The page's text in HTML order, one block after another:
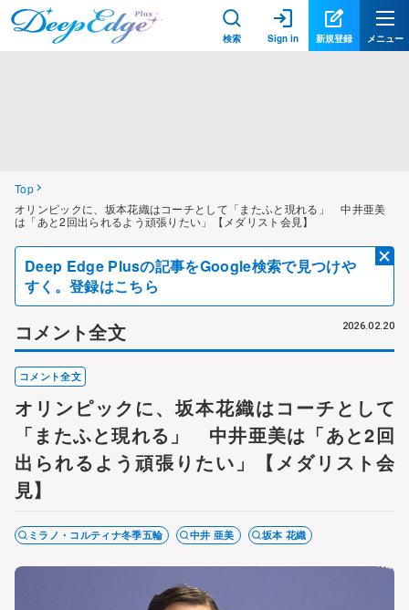
検索 Sign in 新規登録 メニュー
Top
オリンピックに、坂本花織はコーチとして「またふと現れる」 中井亜美
は「あと2回出られるよう頑張りたい」【メダリスト会見】
Deep Edge Plusの記事をGoogle検索で見つけや
すく。登録はこちら
コメント全文 2026.02.20
コメント全文
オリンピックに、坂本花織はコーチとして
「またふと現れる」 中井亜美は「あと2回
出られるよう頑張りたい」【メダリスト会
見】
ミラノ・コルティナ冬季五輪 中井 亜美 坂本 花織